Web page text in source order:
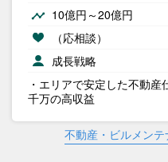
10億円～20億円
（応相談）
成長戦略
・エリアで安定した不動
千万の高収益
不動産・ビルメン